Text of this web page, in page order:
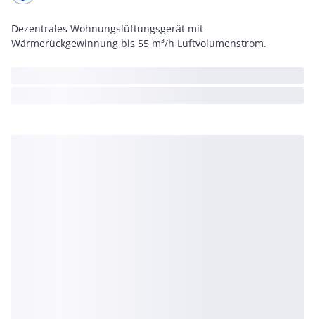
Dezentrales Wohnungslüftungsgerät mit
Wärmerückgewinnung bis 55 m³/h Luftvolumenstrom.